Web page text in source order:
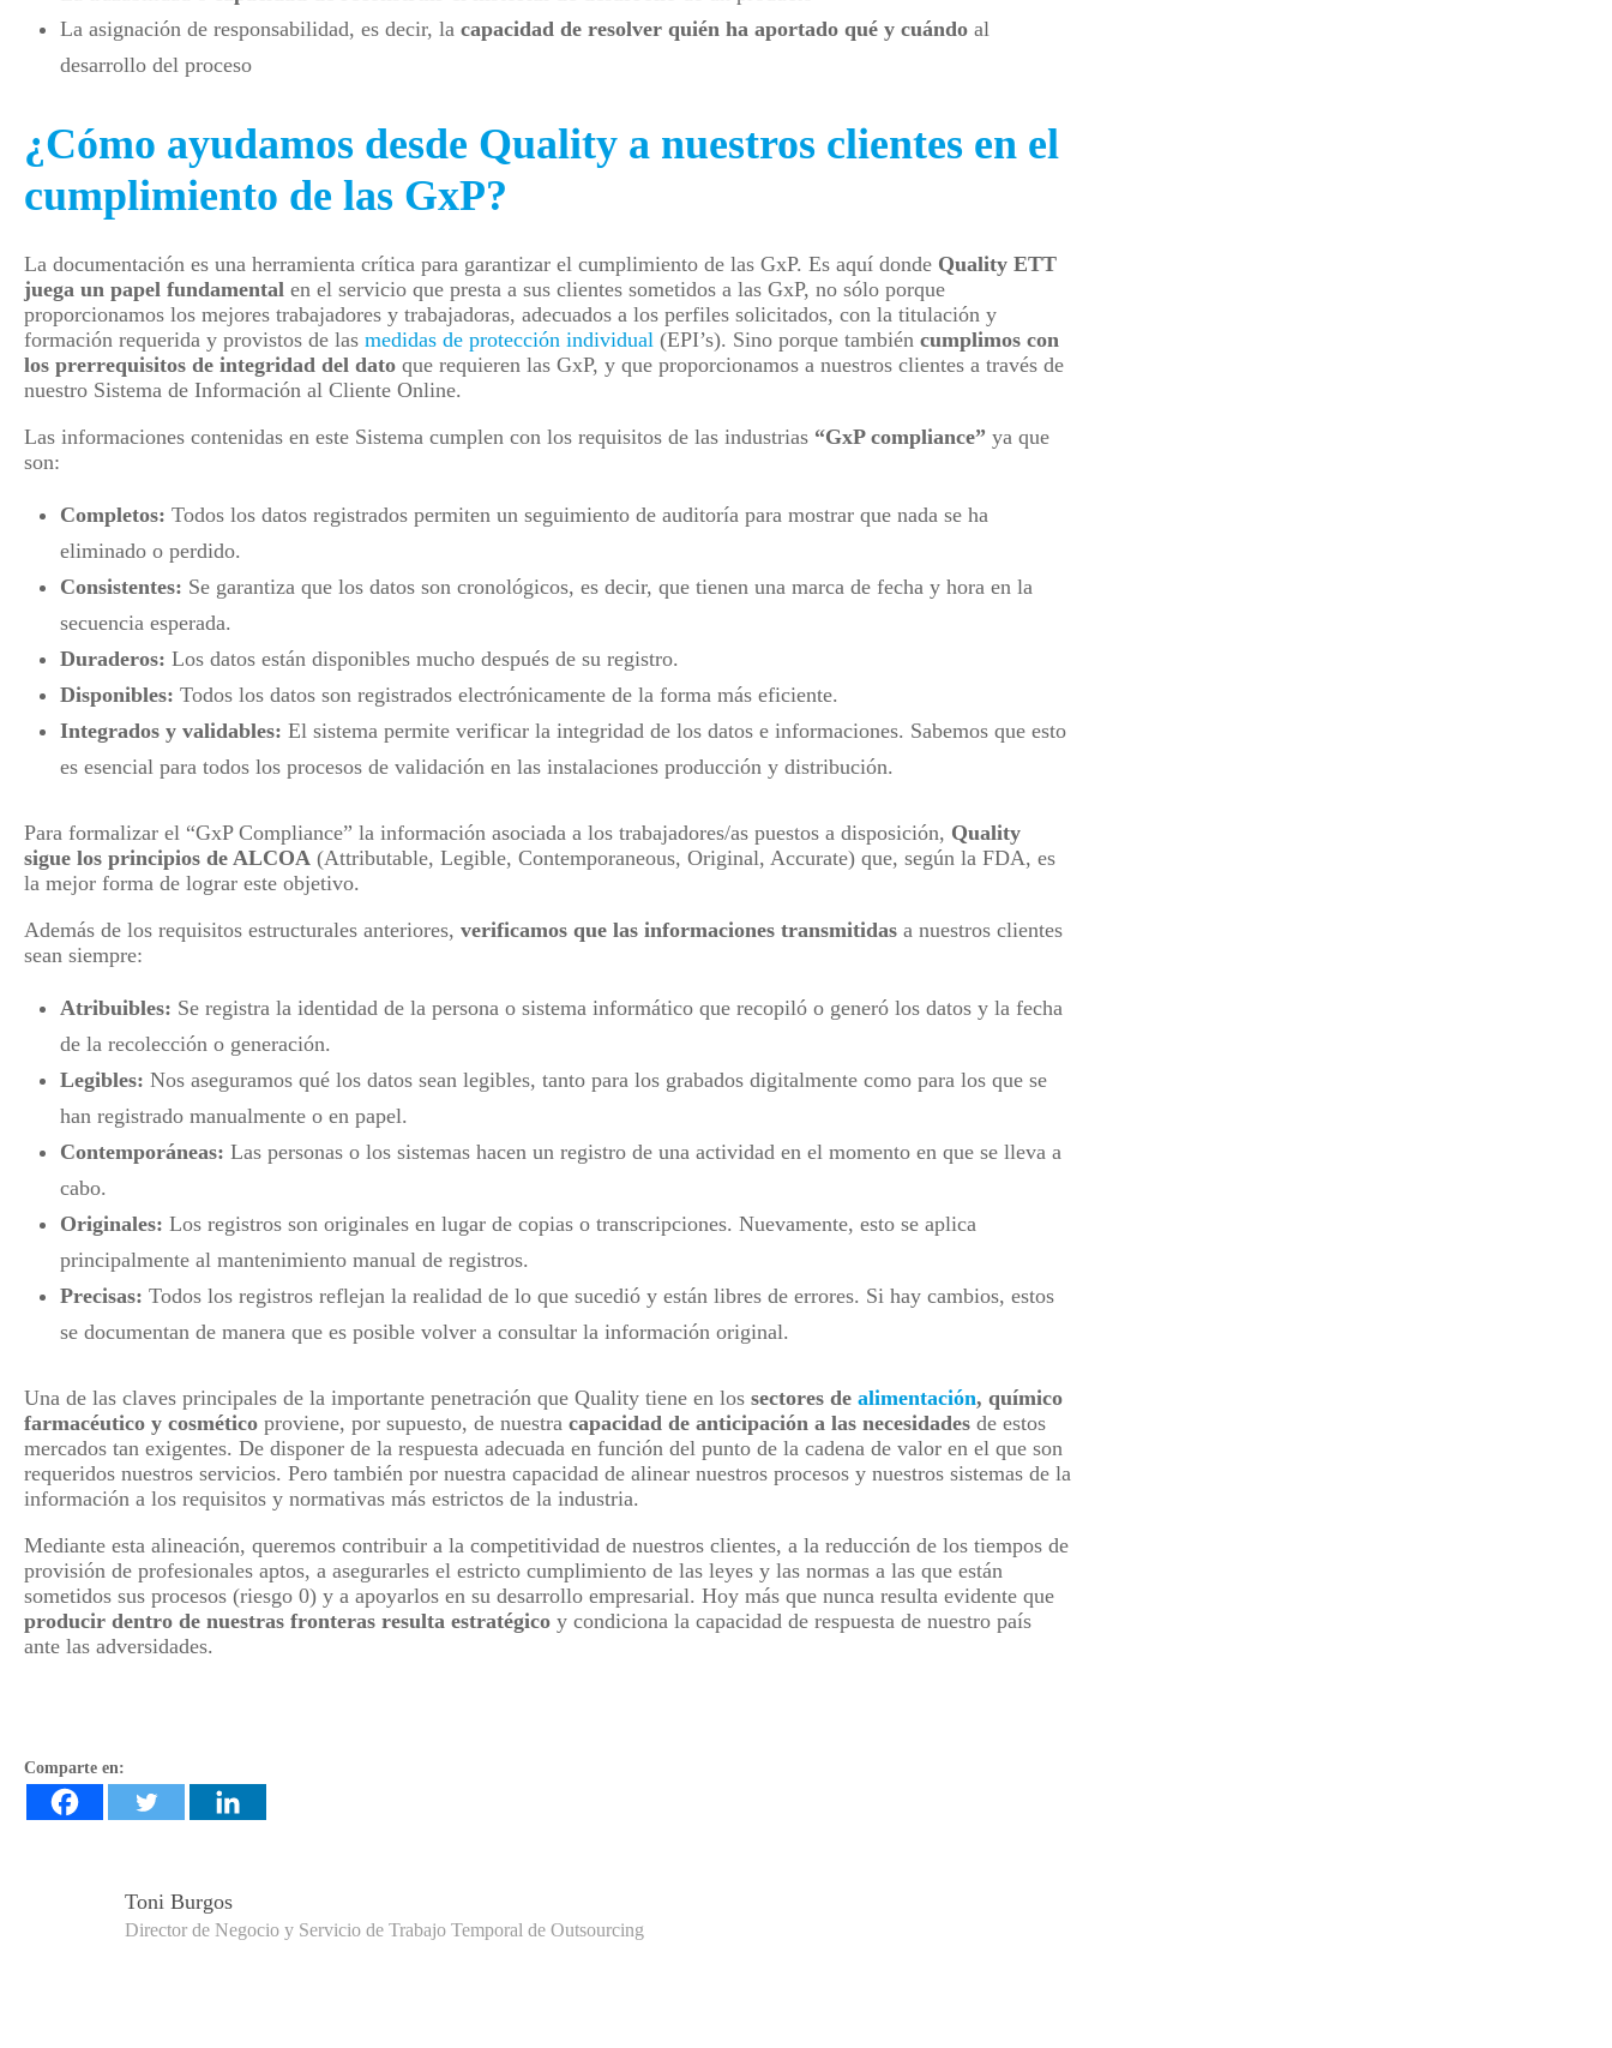
La asignación de responsabilidad, es decir, la capacidad de resolver quién ha aportado qué y cuándo al
desarrollo del proceso
¿Cómo ayudamos desde Quality a nuestros clientes en el
cumplimiento de las GxP?
La documentación es una herramienta crítica para garantizar el cumplimiento de las GxP. Es aquí donde Quality ETT
juega un papel fundamental en el servicio que presta a sus clientes sometidos a las GxP, no sólo porque
proporcionamos los mejores trabajadores y trabajadoras, adecuados a los perfiles solicitados, con la titulación y
formación requerida y provistos de las medidas de protección individual (EPI’s). Sino porque también cumplimos con
los prerrequisitos de integridad del dato que requieren las GxP, y que proporcionamos a nuestros clientes a través de
nuestro Sistema de Información al Cliente Online.
Las informaciones contenidas en este Sistema cumplen con los requisitos de las industrias “GxP compliance” ya que
son:
Completos: Todos los datos registrados permiten un seguimiento de auditoría para mostrar que nada se ha
eliminado o perdido.
Consistentes: Se garantiza que los datos son cronológicos, es decir, que tienen una marca de fecha y hora en la
secuencia esperada.
Duraderos: Los datos están disponibles mucho después de su registro.
Disponibles: Todos los datos son registrados electrónicamente de la forma más eficiente.
Integrados y validables: El sistema permite verificar la integridad de los datos e informaciones. Sabemos que esto
es esencial para todos los procesos de validación en las instalaciones producción y distribución.
Para formalizar el “GxP Compliance” la información asociada a los trabajadores/as puestos a disposición, Quality
sigue los principios de ALCOA (Attributable, Legible, Contemporaneous, Original, Accurate) que, según la FDA, es
la mejor forma de lograr este objetivo.
Además de los requisitos estructurales anteriores, verificamos que las informaciones transmitidas a nuestros clientes
sean siempre:
Atribuibles: Se registra la identidad de la persona o sistema informático que recopiló o generó los datos y la fecha
de la recolección o generación.
Legibles: Nos aseguramos qué los datos sean legibles, tanto para los grabados digitalmente como para los que se
han registrado manualmente o en papel.
Contemporáneas: Las personas o los sistemas hacen un registro de una actividad en el momento en que se lleva a
cabo.
Originales: Los registros son originales en lugar de copias o transcripciones. Nuevamente, esto se aplica
principalmente al mantenimiento manual de registros.
Precisas: Todos los registros reflejan la realidad de lo que sucedió y están libres de errores. Si hay cambios, estos
se documentan de manera que es posible volver a consultar la información original.
Una de las claves principales de la importante penetración que Quality tiene en los sectores de alimentación, químico
farmacéutico y cosmético proviene, por supuesto, de nuestra capacidad de anticipación a las necesidades de estos
mercados tan exigentes. De disponer de la respuesta adecuada en función del punto de la cadena de valor en el que son
requeridos nuestros servicios. Pero también por nuestra capacidad de alinear nuestros procesos y nuestros sistemas de la
información a los requisitos y normativas más estrictos de la industria.
Mediante esta alineación, queremos contribuir a la competitividad de nuestros clientes, a la reducción de los tiempos de
provisión de profesionales aptos, a asegurarles el estricto cumplimiento de las leyes y las normas a las que están
sometidos sus procesos (riesgo 0) y a apoyarlos en su desarrollo empresarial. Hoy más que nunca resulta evidente que
producir dentro de nuestras fronteras resulta estratégico y condiciona la capacidad de respuesta de nuestro país
ante las adversidades.
Comparte en:
Toni Burgos
Director de Negocio y Servicio de Trabajo Temporal de Outsourcing